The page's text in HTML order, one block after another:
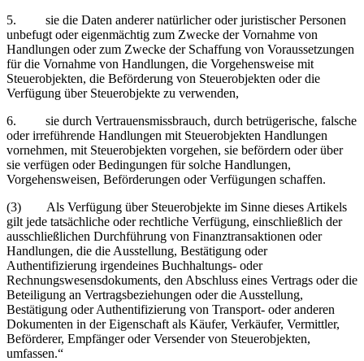
5. sie die Daten anderer natürlicher oder juristischer Personen
unbefugt oder eigenmächtig zum Zwecke der Vornahme von
Handlungen oder zum Zwecke der Schaffung von Voraussetzungen
für die Vornahme von Handlungen, die Vorgehensweise mit
Steuerobjekten, die Beförderung von Steuerobjekten oder die
Verfügung über Steuerobjekte zu verwenden,
6. sie durch Vertrauensmissbrauch, durch betrügerische, falsche
oder irreführende Handlungen mit Steuerobjekten Handlungen
vornehmen, mit Steuerobjekten vorgehen, sie befördern oder über
sie verfügen oder Bedingungen für solche Handlungen,
Vorgehensweisen, Beförderungen oder Verfügungen schaffen.
(3) Als Verfügung über Steuerobjekte im Sinne dieses Artikels
gilt jede tatsächliche oder rechtliche Verfügung, einschließlich der
ausschließlichen Durchführung von Finanztransaktionen oder
Handlungen, die die Ausstellung, Bestätigung oder
Authentifizierung irgendeines Buchhaltungs- oder
Rechnungswesensdokuments, den Abschluss eines Vertrags oder die
Beteiligung an Vertragsbeziehungen oder die Ausstellung,
Bestätigung oder Authentifizierung von Transport- oder anderen
Dokumenten in der Eigenschaft als Käufer, Verkäufer, Vermittler,
Beförderer, Empfänger oder Versender von Steuerobjekten,
umfassen.“